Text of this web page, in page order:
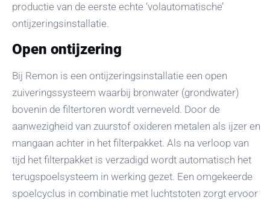
productie van de eerste echte ‘volautomatische’
ontijzeringsinstallatie.
Open ontijzering
Bij Remon is een ontijzeringsinstallatie een open
zuiveringssysteem waarbij bronwater (grondwater)
bovenin de filtertoren wordt verneveld. Door de
aanwezigheid van zuurstof oxideren metalen als ijzer en
mangaan achter in het filterpakket. Als na verloop van
tijd het filterpakket is verzadigd wordt automatisch het
terugspoelsysteem in werking gezet. Een omgekeerde
spoelcyclus in combinatie met luchtstoten zorgt ervoor